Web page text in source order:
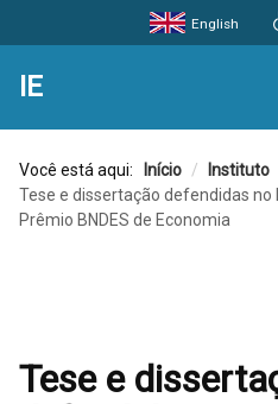
English
IE
Você está aqui: Início / Instituto
Tese e dissertação defendidas no
Prêmio BNDES de Economia
Tese e